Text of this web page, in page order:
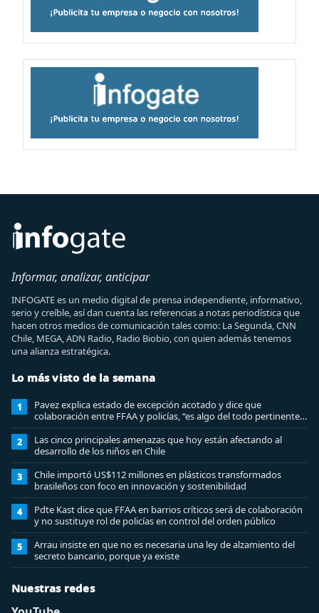
Informar, analizar, anticipar
INFOGATE es un medio digital de prensa independiente, informativo,
serio y creíble, así dan cuenta las referencias a notas periodística que
hacen otros medios de comunicación tales como: La Segunda, CNN
Chile, MEGA, ADN Radio, Radio Biobio, con quien además tenemos
una alianza estratégica.
Lo más visto de la semana
1
Pavez explica estado de excepción acotado y dice que
colaboración entre FFAA y policías, “es algo del todo pertinente
analizar”
2
Las cinco principales amenazas que hoy están afectando al
desarrollo de los niños en Chile
3
Chile importó US$112 millones en plásticos transformados
brasileños con foco en innovación y sostenibilidad
4
Pdte Kast dice que FFAA en barrios críticos será de colaboración
y no sustituye rol de policías en control del orden público
5
Arrau insiste en que no es necesaria una ley de alzamiento del
secreto bancario, porque ya existe
Nuestras redes